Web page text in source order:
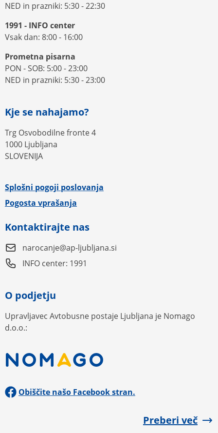
NED in prazniki: 5:30 - 22:30
1991 - INFO center
Vsak dan: 8:00 - 16:00
Prometna pisarna
PON - SOB: 5:00 - 23:00
NED in prazniki: 5:30 - 23:00
Kje se nahajamo?
Trg Osvobodilne fronte 4
1000 Ljubljana
SLOVENIJA
Splošni pogoji poslovanja
Pogosta vprašanja
Kontaktirajte nas
narocanje@ap-ljubljana.si
INFO center: 1991
O podjetju
Upravljavec Avtobusne postaje Ljubljana je Nomago
d.o.o.:
Obiščite našo Facebook stran.
Preberi več